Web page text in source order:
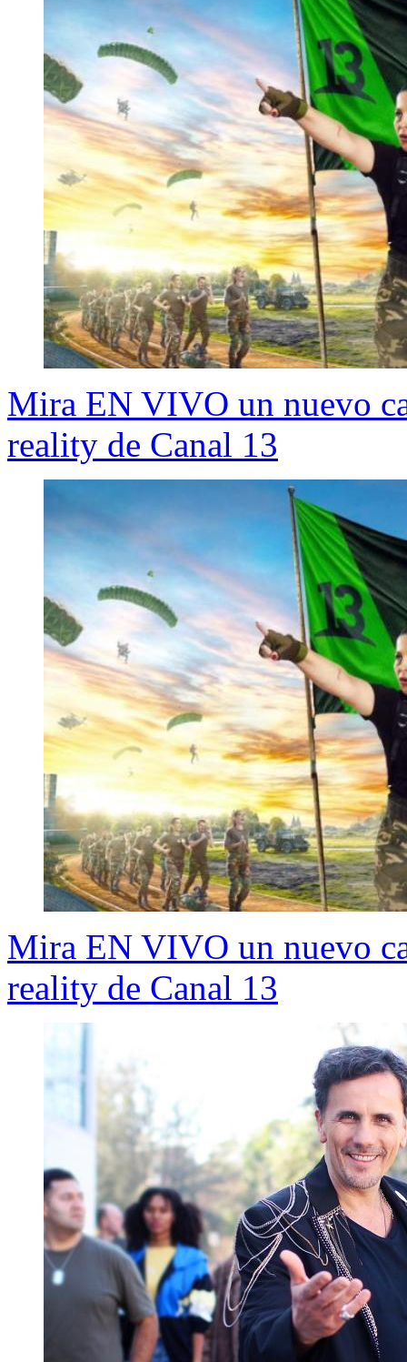
Mira EN VIVO un nuevo
reality de Canal 13
Mira EN VIVO un nuevo
reality de Canal 13